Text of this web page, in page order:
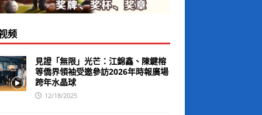
频
見證「無限」光芒：江錦鑫、陳鍵榕
等僑界領袖受邀參訪2026年時報廣場
跨年水晶球
12/18/2025